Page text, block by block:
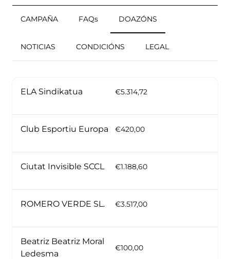
CAMPAÑA FAQs DOAZÓNS
NOTICIAS CONDICIÓNS LEGAL
ELA Sindikatua €5.314,72
Club Esportiu Europa €420,00
Ciutat Invisible SCCL €1.188,60
ROMERO VERDE SL. €3.517,00
Beatriz Beatriz Moral
Ledesma
€100,00